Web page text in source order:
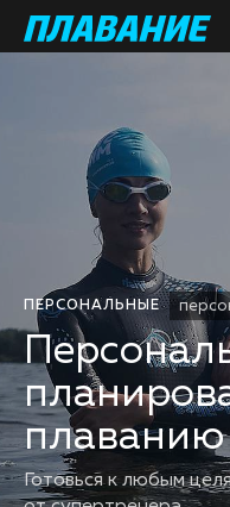
ПЕРСОНАЛЬНЫЕ
плаванию
Готовься к любым